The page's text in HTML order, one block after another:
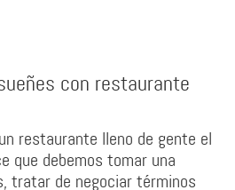
con restaurante
restaurante lleno de gente el
que debemos tomar una
tratar de negociar términos